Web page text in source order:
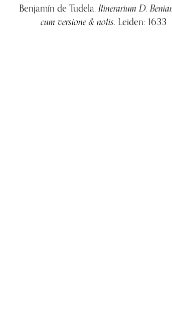
Benjamín de Tudela. Itinerarium D.
cum versione & notis. Leiden: 1633